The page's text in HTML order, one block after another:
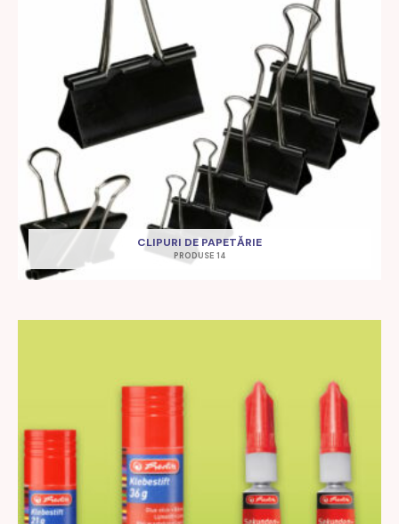
CLIPURI DE PAPETĂRIE
PRODUSE 14